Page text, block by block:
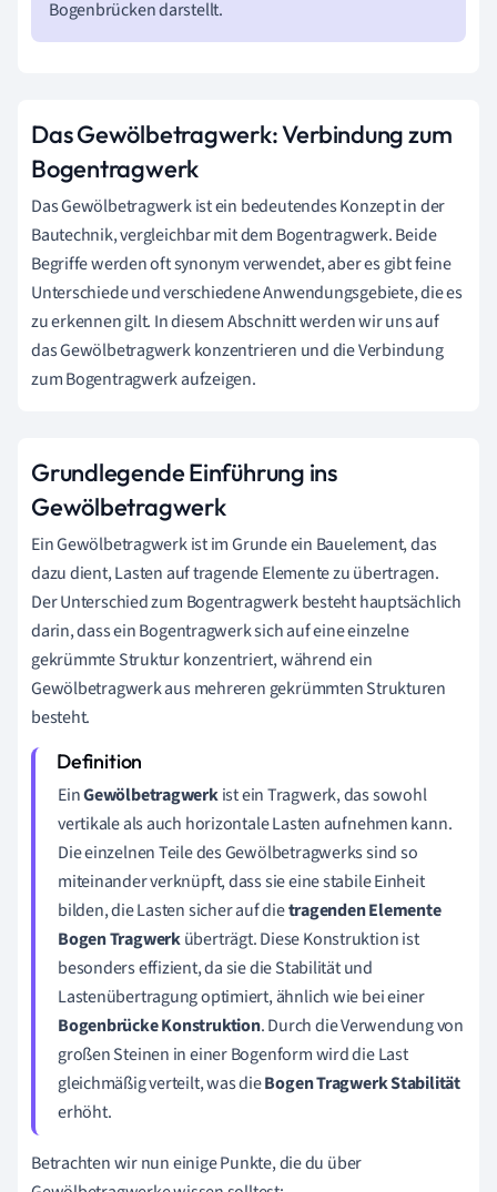
Bogenbrücken darstellt.
Das Gewölbetragwerk: Verbindung zum
Bogentragwerk
Das Gewölbetragwerk ist ein bedeutendes Konzept in der
Bautechnik, vergleichbar mit dem Bogentragwerk. Beide
Begriffe werden oft synonym verwendet, aber es gibt feine
Unterschiede und verschiedene Anwendungsgebiete, die es
zu erkennen gilt. In diesem Abschnitt werden wir uns auf
das Gewölbetragwerk konzentrieren und die Verbindung
zum Bogentragwerk aufzeigen.
Grundlegende Einführung ins
Gewölbetragwerk
Ein Gewölbetragwerk ist im Grunde ein Bauelement, das
dazu dient, Lasten auf tragende Elemente zu übertragen.
Der Unterschied zum Bogentragwerk besteht hauptsächlich
darin, dass ein Bogentragwerk sich auf eine einzelne
gekrümmte Struktur konzentriert, während ein
Gewölbetragwerk aus mehreren gekrümmten Strukturen
besteht.
EinGewölbetragwerkist ein Tragwerk, das sowohl
vertikale als auch horizontale Lasten aufnehmen kann.
Die einzelnen Teile des Gewölbetragwerks sind so
miteinander verknüpft, dass sie eine stabile Einheit
bilden, die Lasten sicher auf dietragenden Elemente
Bogen Tragwerküberträgt. Diese Konstruktion ist
besonders effizient, da sie die Stabilität und
Lastenübertragung optimiert, ähnlich wie bei einer
Bogenbrücke Konstruktion. Durch die Verwendung von
großen Steinen in einer Bogenform wird die Last
gleichmäßig verteilt, was dieBogen Tragwerk Stabilität
erhöht.
Betrachten wir nun einige Punkte, die du über